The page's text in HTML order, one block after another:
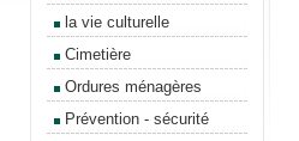
la vie culturelle
Cimetière
Ordures ménagères
Prévention - sécurité